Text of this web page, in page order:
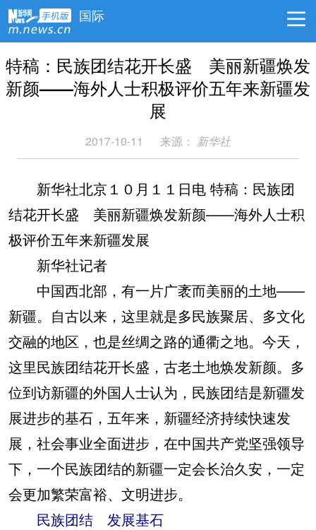
国际
特稿：民族团结花开长盛 美丽新疆焕发
新颜——海外人士积极评价五年来新疆发
展
2017-10-11 来源： 新华社
新华社北京１０月１１日电 特稿：民族团
结花开长盛 美丽新疆焕发新颜——海外人士积
极评价五年来新疆发展
新华社记者
中国西北部，有一片广袤而美丽的土地——
新疆。自古以来，这里就是多民族聚居、多文化
交融的地区，也是丝绸之路的通衢之地。今天，
这里民族团结花开长盛，古老土地焕发新颜。多
位到访新疆的外国人士认为，民族团结是新疆发
展进步的基石，五年来，新疆经济持续快速发
展，社会事业全面进步，在中国共产党坚强领导
下，一个民族团结的新疆一定会长治久安，一定
会更加繁荣富裕、文明进步。
民族团结 发展基石